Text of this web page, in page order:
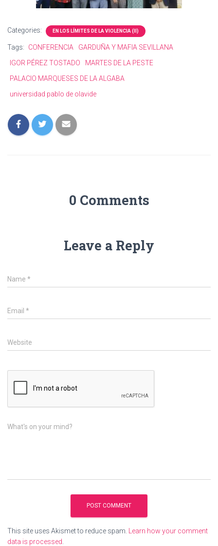
Categories: EN LOS LÍMITES DE LA VIOLENCIA (II)
Tags: CONFERENCIA
GARDUÑA Y MAFIA SEVILLANA
IGOR PÉREZ TOSTADO
MARTES DE LA PESTE
PALACIO MARQUESES DE LA ALGABA
universidad pablo de olavide
0 Comments
Leave a Reply
Name *
Email *
Website
What's on your mind?
This site uses Akismet to reduce spam.
Learn how your comment
data is processed